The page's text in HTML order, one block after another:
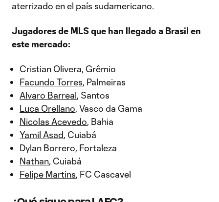
aterrizado en el país sudamericano.
Jugadores de MLS que han llegado a Brasil en
este mercado:
Cristian Olivera, Grêmio
Facundo Torres, Palmeiras
Alvaro Barreal, Santos
Luca Orellano, Vasco da Gama
Nicolas Acevedo, Bahia
Yamil Asad, Cuiabá
Dylan Borrero, Fortaleza
Nathan, Cuiabá
Felipe Martins, FC Cascavel